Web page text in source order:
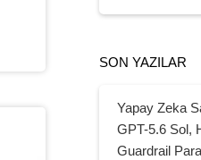
SON YAZILAR
Yapay Zeka
GPT-5.6 Sol,
Guardrail